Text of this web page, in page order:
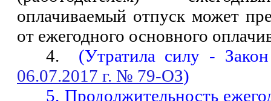
оплачиваемый отпуск может
от ежегодного основного
4.
(Утратила силу - Закон
06.07.2017 г. № 79-ОЗ)
5. Продолжительность